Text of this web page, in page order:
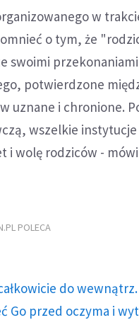
w
o tym, że
swoimi
potwierdzone
uznane i chronione.
wszelkie
i wolę rodziców -
POLECA
do
Go przed oczyma i